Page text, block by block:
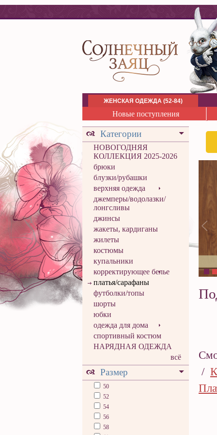
ЖЕНСКАЯ ОДЕЖДА (52-84)
Новые поступления
Категории
НОВОГОДНЯЯ
КОЛЛЕКЦИЯ 2025-2026
брюки
блузки/рубашки
верхняя одежда
джемперы/водолазки/
лонгсливы
джинсы
жакеты, кардиганы
жилеты
костюмы
купальники
корректирующее белье
платья/сарафаны
футболки/топы
шорты
юбки
одежда для дома
спортивный костюм
НАРЯДНАЯ ОДЕЖДА
всё
Размер
50
52
54
56
58
/